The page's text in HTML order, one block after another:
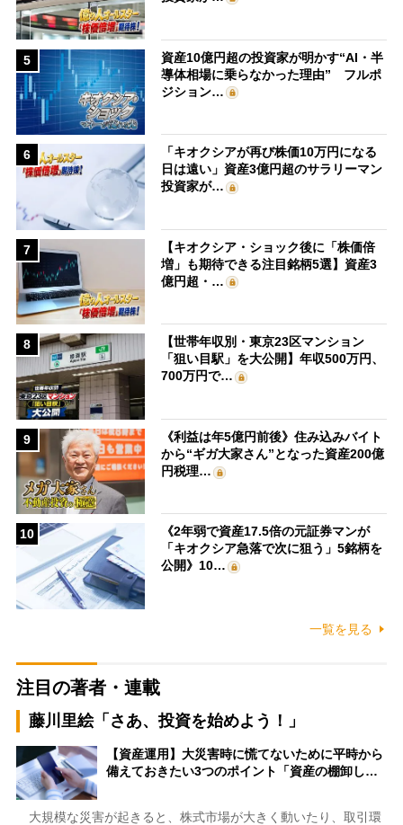
5
資産10億円超の投資家が明かす“AI・半
導体相場に乗らなかった理由” フルポ
ジション…
6
「キオクシアが再び株価10万円になる
日は遠い」資産3億円超のサラリーマン
投資家が…
7
【キオクシア・ショック後に「株価倍
増」も期待できる注目銘柄5選】資産3
億円超・…
8
【世帯年収別・東京23区マンション
「狙い目駅」を大公開】年収500万円、
700万円で…
9
《利益は年5億円前後》住み込みバイト
から“ギガ大家さん”となった資産200億
円税理…
10
《2年弱で資産17.5倍の元証券マンが
「キオクシア急落で次に狙う」5銘柄を
公開》10…
一覧を見る
注目の著者・連載
藤川里絵「さあ、投資を始めよう！」
【資産運用】大災害時に慌てないために平時から
備えておきたい3つのポイント「資産の棚卸し…
大規模な災害が起きると、株式市場が大きく動いたり、取引環